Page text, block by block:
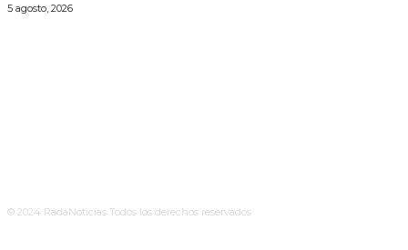
5 agosto, 2026
© 2024 RadaNoticias Todos los derechos reservados